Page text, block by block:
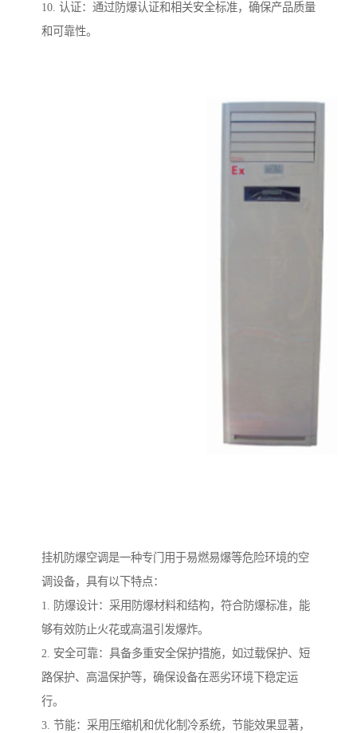
10. 认证：通过防爆认证和相关安全标准，确保产品质量
和可靠性。
挂机防爆空调是一种专门用于易燃易爆等危险环境的空
调设备，具有以下特点：
1. 防爆设计：采用防爆材料和结构，符合防爆标准，能
够有效防止火花或高温引发爆炸。
2. 安全可靠：具备多重安全保护措施，如过载保护、短
路保护、高温保护等，确保设备在恶劣环境下稳定运
行。
3. 节能：采用压缩机和优化制冷系统，节能效果显著，